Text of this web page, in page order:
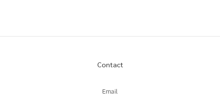
Contact
Email